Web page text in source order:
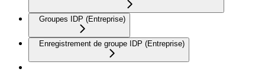
Groupes IDP (Entreprise)
Enregistrement de groupe IDP (Entreprise)